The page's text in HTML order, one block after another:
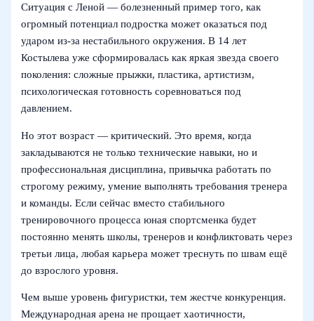
Ситуация с Леной — болезненный пример того, как
огромный потенциал подростка может оказаться под
ударом из-за нестабильного окружения. В 14 лет
Костылева уже сформировалась как яркая звезда своего
поколения: сложные прыжки, пластика, артистизм,
психологическая готовность соревноваться под
давлением.
Но этот возраст — критический. Это время, когда
закладываются не только технические навыки, но и
профессиональная дисциплина, привычка работать по
строгому режиму, умение выполнять требования тренера
и команды. Если сейчас вместо стабильного
тренировочного процесса юная спортсменка будет
постоянно менять школы, тренеров и конфликтовать через
третьи лица, любая карьера может треснуть по швам ещё
до взрослого уровня.
Чем выше уровень фигуристки, тем жестче конкуренция.
Международная арена не прощает хаотичности,